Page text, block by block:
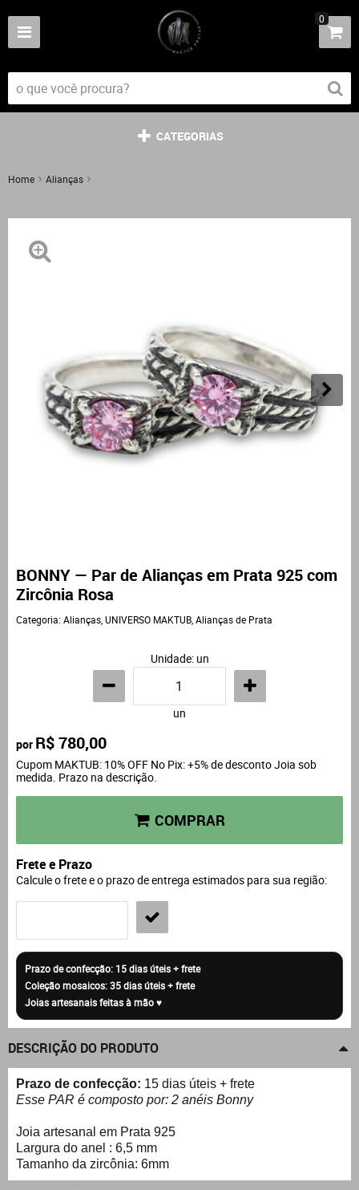
0
CATEGORIAS
Home
Alianças
BONNY — Par de Alianças em Prata 925 com
Zircônia Rosa
Categoria: Alianças UNIVERSO MAKTUB Alianças de Prata
Unidade: un
un
por R$ 780,00
Cupom MAKTUB: 10% OFF No Pix: +5% de desconto Joia sob
medida. Prazo na descrição.
COMPRAR
Frete e Prazo
Calcule o frete e o prazo de entrega estimados para sua região:
DESCRIÇÃO DO PRODUTO
Prazo de confecção: 15 dias úteis + frete
Esse PAR é composto por: 2 anéis Bonny
Joia artesanal em Prata 925
Largura do anel : 6,5 mm
Tamanho da zircônia: 6mm